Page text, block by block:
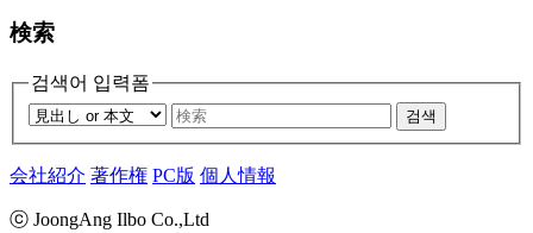
検索
검색어 입력폼
검색
会社紹介 著作権 PC版 個人情報
ⓒ JoongAng Ilbo Co.,Ltd